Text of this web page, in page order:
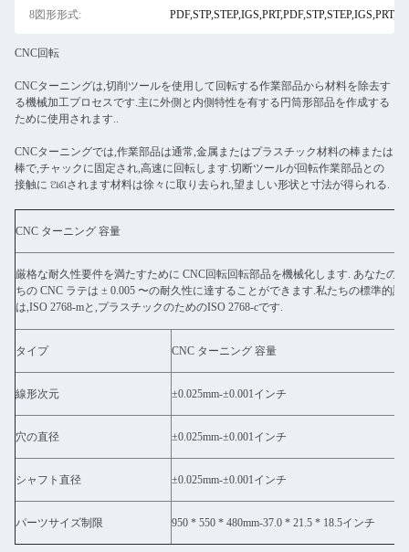
8図形形式:
CNC回転
CNCターニングは,切削ツールを使用して回転する作業部品から材料を除去す
る機械加工プロセスです.主に外側と内側特性を有する円筒形部品を作成する
ために使用されます..
CNCターニングでは,作業部品は通常,金属またはプラスチック材料の棒または
棒で,チャックに固定され,高速に回転します.切断ツールが回転作業部品との
接触に ଅଣされます材料は徐々に取り去られ,望ましい形状と寸法が得られる.
CNC ターニング 容量
厳格な耐久性要件を満たすために CNC回転回転部品を機械化します. あなたの
ちの CNC ラテは ± 0.005 〜の耐久性に達することができます.私たちの標準的許
は,ISO 2768-mと,プラスチックのためのISO 2768-cです.
タイプ CNC ターニング 容量
線形次元 ±0.025mm-±0.001インチ
穴の直径 ±0.025mm-±0.001インチ
シャフト直径 ±0.025mm-±0.001インチ
パーツサイズ制限 950 * 550 * 480mm-37.0 * 21.5 * 18.5インチ